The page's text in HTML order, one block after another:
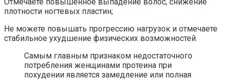
Отмечаете повышенное выпадение волос, снижение
плотности ногтевых пластин;
Не можете повышать прогрессию нагрузок и отмечаете
стабильное ухудшение физических возможностей.
Самым главным признаком недостаточного
потребления женщинами протеина при
похудении является замедление или полная